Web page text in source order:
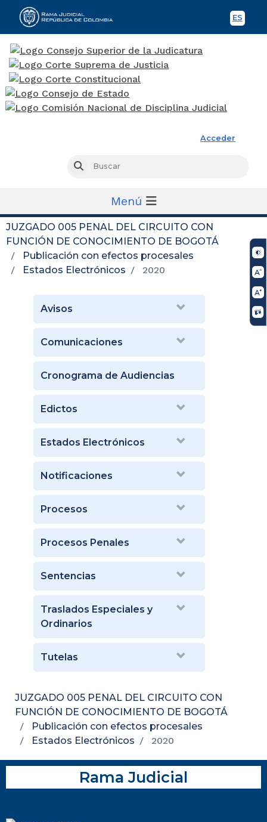
ES
Acceder
Buscar
Menú
JUZGADO 005 PENAL DEL CIRCUITO CON
FUNCIÓN DE CONOCIMIENTO DE BOGOTÁ
Publicación con efectos procesales
Estados Electrónicos
2020
Avisos
Comunicaciones
Cronograma de Audiencias
Edictos
Estados Electrónicos
Notificaciones
Procesos
Procesos Penales
Sentencias
Traslados Especiales y
Ordinarios
Tutelas
JUZGADO 005 PENAL DEL CIRCUITO CON
FUNCIÓN DE CONOCIMIENTO DE BOGOTÁ
Publicación con efectos procesales
Estados Electrónicos
2020
Rama Judicial